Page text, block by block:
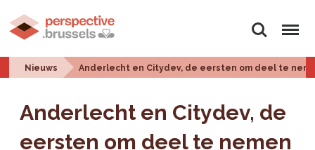
Zoeken Menu
Nieuws Anderlecht en Citydev, de eersten om deel te
Anderlecht en Citydev, de
eersten om deel te nemen